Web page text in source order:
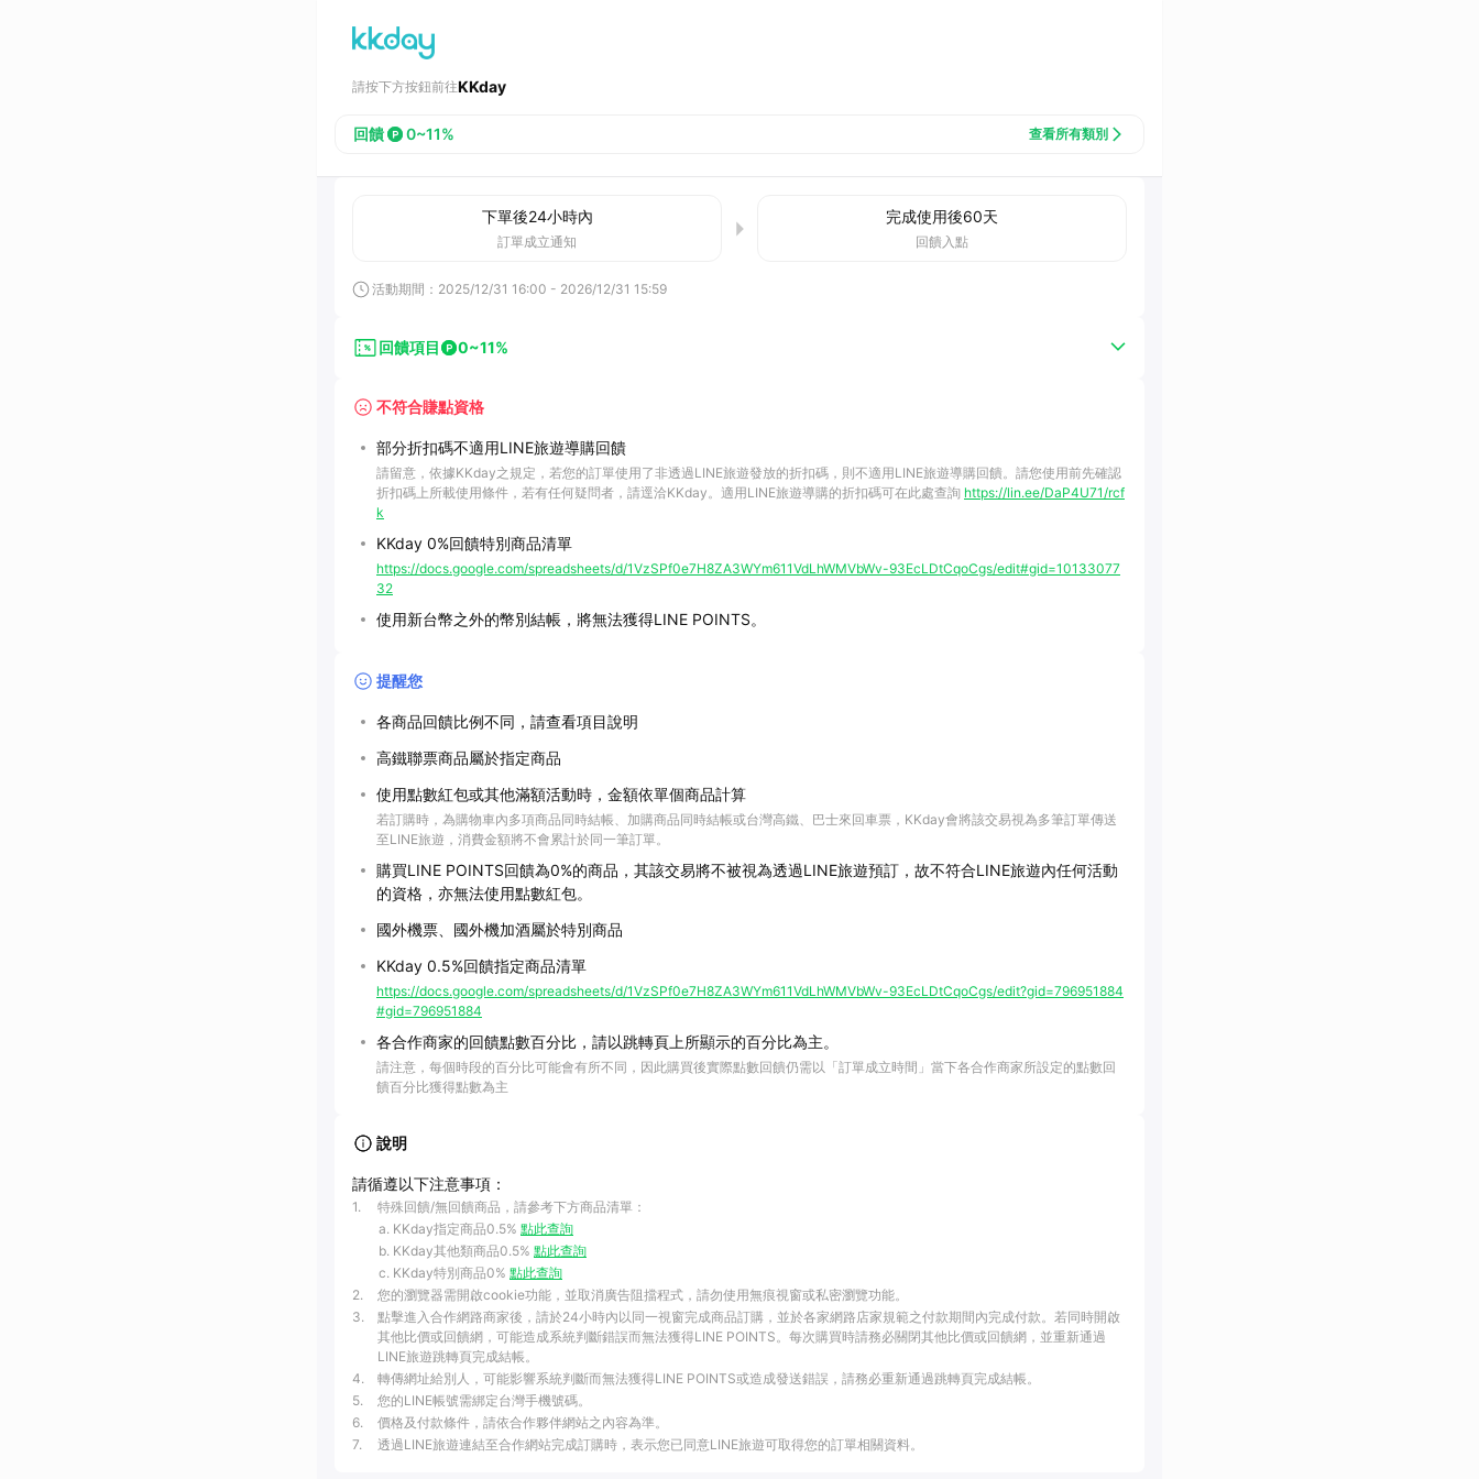
請按下方按鈕前往KKday
回饋 0~11% 查看所有類別
下單後24小時內
訂單成立通知
完成使用後60天
回饋入點
活動期間： 2025/12/31 16:00 - 2026/12/31 15:59
回饋項目 0~11%
不符合賺點資格
部分折扣碼不適用LINE旅遊導購回饋
請留意，依據KKday之規定，若您的訂單使用了非透過LINE旅遊發放的折扣碼，則不適用LINE旅遊導購回饋。請您使用前先確認
折扣碼上所載使用條件，若有任何疑問者，請逕洽KKday。適用LINE旅遊導購的折扣碼可在此處查詢 https://lin.ee/DaP4U71/rcf
k
KKday 0%回饋特別商品清單
https://docs.google.com/spreadsheets/d/1VzSPf0e7H8ZA3WYm611VdLhWMVbWv-93EcLDtCqoCgs/edit#gid=10133077
32
使用新台幣之外的幣別結帳，將無法獲得LINE POINTS。
提醒您
各商品回饋比例不同，請查看項目說明
高鐵聯票商品屬於指定商品
使用點數紅包或其他滿額活動時，金額依單個商品計算
若訂購時，為購物車內多項商品同時結帳、加購商品同時結帳或台灣高鐵、巴士來回車票，KKday會將該交易視為多筆訂單傳送
至LINE旅遊，消費金額將不會累計於同一筆訂單。
購買LINE POINTS回饋為0%的商品，其該交易將不被視為透過LINE旅遊預訂，故不符合LINE旅遊內任何活動
的資格，亦無法使用點數紅包。
國外機票、國外機加酒屬於特別商品
KKday 0.5%回饋指定商品清單
https://docs.google.com/spreadsheets/d/1VzSPf0e7H8ZA3WYm611VdLhWMVbWv-93EcLDtCqoCgs/edit?gid=796951884
#gid=796951884
各合作商家的回饋點數百分比，請以跳轉頁上所顯示的百分比為主。
請注意，每個時段的百分比可能會有所不同，因此購買後實際點數回饋仍需以「訂單成立時間」當下各合作商家所設定的點數回
饋百分比獲得點數為主
說明
請循遵以下注意事項：
1.
特殊回饋/無回饋商品，請參考下方商品清單：
KKday指定商品0.5% 點此查詢
KKday其他類商品0.5% 點此查詢
KKday特別商品0% 點此查詢
2.
您的瀏覽器需開啟cookie功能，並取消廣告阻擋程式，請勿使用無痕視窗或私密瀏覽功能。
3.
點擊進入合作網路商家後，請於24小時內以同一視窗完成商品訂購，並於各家網路店家規範之付款期間內完成付款。若同時開啟
其他比價或回饋網，可能造成系統判斷錯誤而無法獲得LINE POINTS。每次購買時請務必關閉其他比價或回饋網，並重新通過
LINE旅遊跳轉頁完成結帳。
4.
轉傳網址給別人，可能影響系統判斷而無法獲得LINE POINTS或造成發送錯誤，請務必重新通過跳轉頁完成結帳。
5.
您的LINE帳號需綁定台灣手機號碼。
6.
價格及付款條件，請依合作夥伴網站之內容為準。
7. 透過LINE旅遊連結至合作網站完成訂購時，表示您已同意LINE旅遊可取得您的訂單相關資料。